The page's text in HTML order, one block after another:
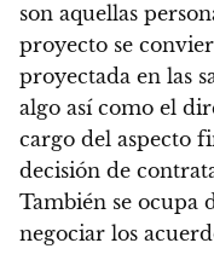
son aquellas
proyecto se
proyectada en las
algo así como el
cargo del aspecto
decisión de
También se ocupa
negociar los